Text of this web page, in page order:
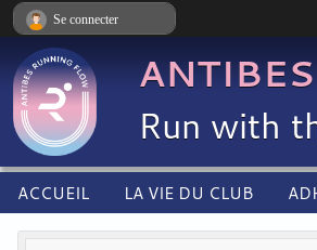
Run with
ACCUEIL LA VIE DU CLUB
Se connecter
Panneau de gestion des cookies